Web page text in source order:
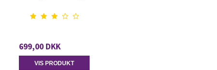
699,00 DKK
VIS PRODUKT